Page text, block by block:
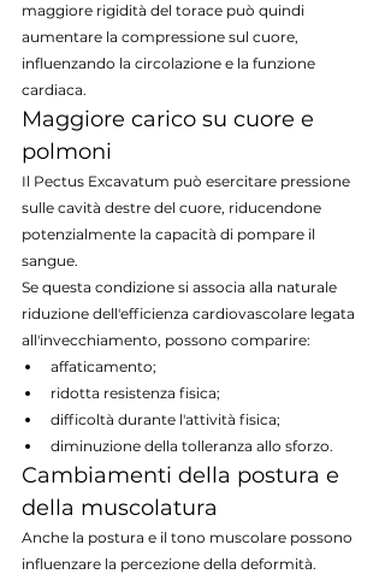
maggiore rigidità del torace può quindi
aumentare la compressione sul cuore,
influenzando la circolazione e la funzione
cardiaca.
Maggiore carico su cuore e
polmoni
Il Pectus Excavatum può esercitare pressione
sulle cavità destre del cuore, riducendone
potenzialmente la capacità di pompare il
sangue.
Se questa condizione si associa alla naturale
riduzione dell'efficienza cardiovascolare legata
all'invecchiamento, possono comparire:
affaticamento;
ridotta resistenza fisica;
difficoltà durante l'attività fisica;
diminuzione della tolleranza allo sforzo.
Cambiamenti della postura e
della muscolatura
Anche la postura e il tono muscolare possono
influenzare la percezione della deformità.